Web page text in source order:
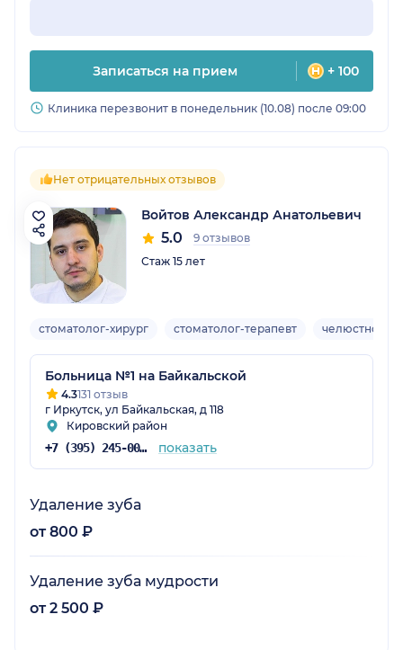
Записаться на прием + 100
Клиника перезвонит в понедельник (10.08) после 09:00
Нет отрицательных отзывов
Войтов Александр Анатольевич
5.0
9 отзывов
Стаж 15 лет
стоматолог-хирург стоматолог-терапевт челюстно-
Больница №1 на Байкальской
4.3131 отзыв
г Иркутск, ул Байкальская, д 118
Кировский район
+7 (395) 245-00-20 показать
Удаление зуба
от 800 ₽
Удаление зуба мудрости
от 2 500 ₽